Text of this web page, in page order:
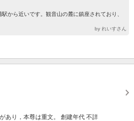
から近いです。観音山の麓に鎮座されており、
by れいすさん
あり，本尊は重文。 創建年代 不詳